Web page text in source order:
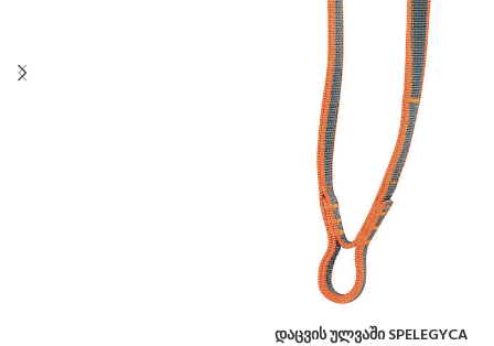
დაცვის ულვაში SPELEGYCA